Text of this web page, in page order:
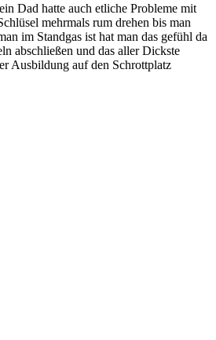
Dad hatte auch etliche Probleme mit
mehrmals rum drehen bis man
im Standgas ist hat man das gefühl da
abschließen und das aller Dickste
Ausbildung auf den Schrottplatz